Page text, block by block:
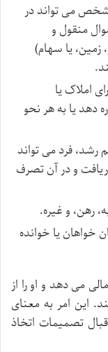
می تواند در
منقول و
یا سهام)
املاک یا
دهد یا به هر نحو
فرد می تواند
و در آن تصرف
رهن، و غیره.
خواهان یا خوانده
می دهد و او را از
این امر به معنای
تصمیمات اتخاذ